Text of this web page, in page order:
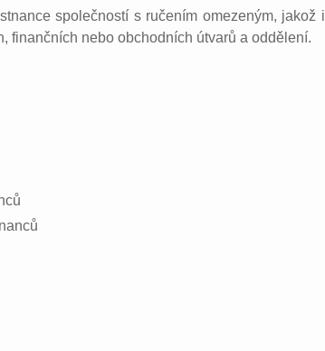
společností s ručením omezeným, jakož i
finančních nebo obchodních útvarů a oddělení.